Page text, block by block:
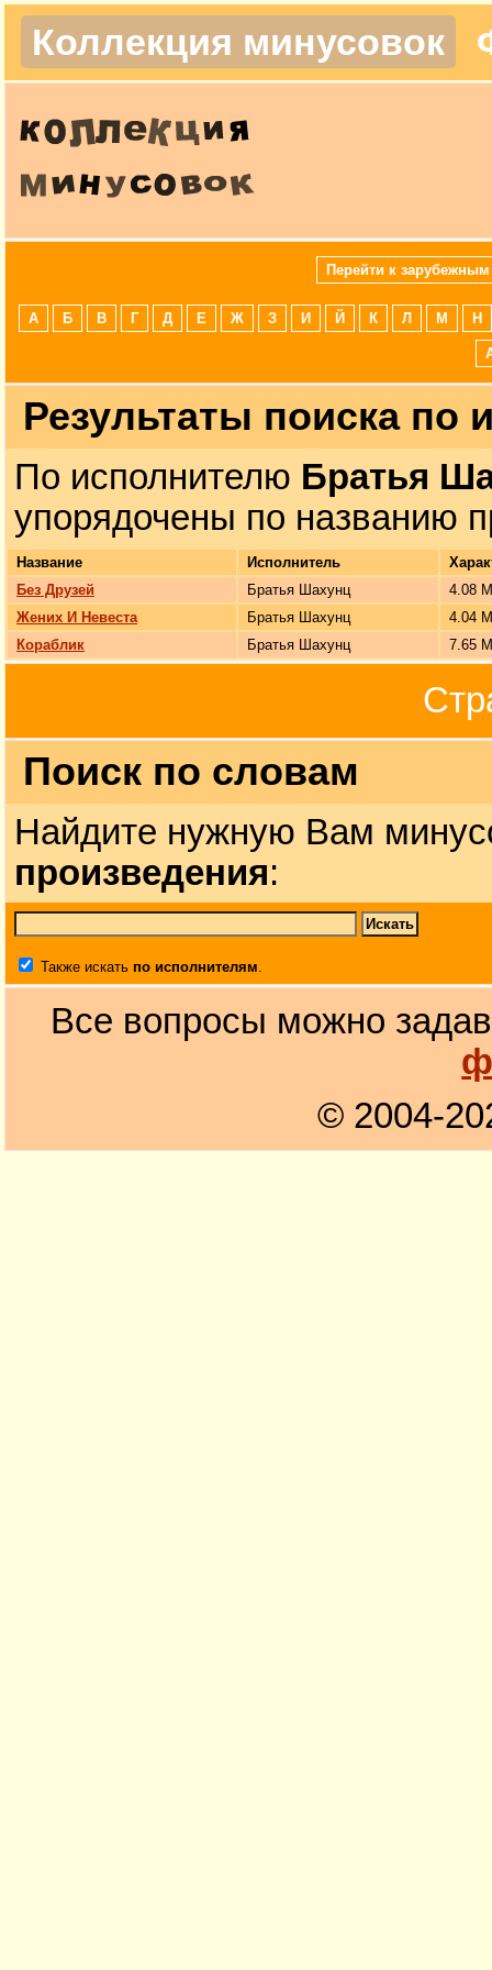
Коллекция минусовок
Перейти к зарубежным
А Б В Г Д Е Ж З И Й К Л М Н
Результаты поиска по
По исполнителю Братья
упорядочены по названию
Название Исполнитель
Без Друзей
Братья Шахунц
4.08
Жених И Невеста
Братья Шахунц
4.04
Кораблик
Братья Шахунц 7.65
Поиск по словам
Найдите нужную Вам
произведения:
Также искать по исполнителям.
Все вопросы можно
© 2004-